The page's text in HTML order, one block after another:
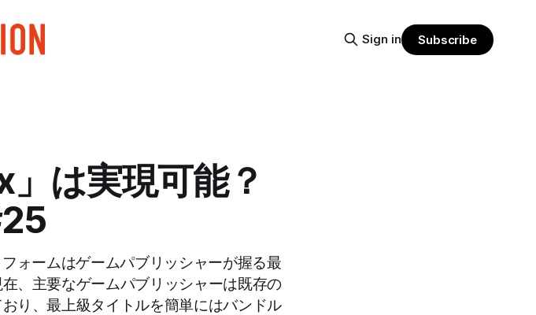
Sign in Subscribe
」は実現可能？
ォームはゲームパブリッシャーが握る最
、主要なゲームパブリッシャーは既存の
り、最上級タイトルを簡単にはバンドル